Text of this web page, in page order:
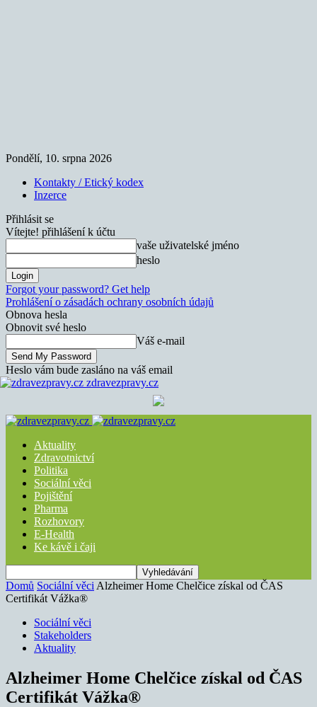
Pondělí, 10. srpna 2026
Kontakty / Etický kodex
Inzerce
Přihlásit se
Vítejte! přihlášení k účtu
vaše uživatelské jméno
heslo
Forgot your password? Get help
Prohlášení o zásadách ochrany osobních údajů
Obnova hesla
Obnovit své heslo
Váš e-mail
Heslo vám bude zasláno na váš email
zdravezpravy.cz
Aktuality
Zdravotnictví
Politika
Sociální věci
Pojištění
Pharma
Rozhovory
E-Health
Ke kávě i čaji
Domů Sociální věci Alzheimer Home Chelčice získal od ČAS
Certifikát Vážka®
Sociální věci
Stakeholders
Aktuality
Alzheimer Home Chelčice získal od ČAS
Certifikát Vážka®